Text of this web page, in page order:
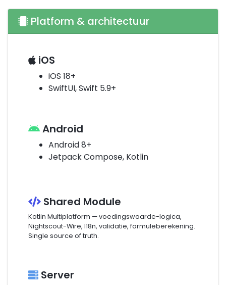
Platform & architectuur
iOS
iOS 18+
SwiftUI, Swift 5.9+
Android
Android 8+
Jetpack Compose, Kotlin
Shared Module
Kotlin Multiplatform — voedingswaarde-logica,
Nightscout-Wire, I18n, validatie, formuleberekening.
Single source of truth.
Server